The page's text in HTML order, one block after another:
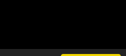
Factory 2016